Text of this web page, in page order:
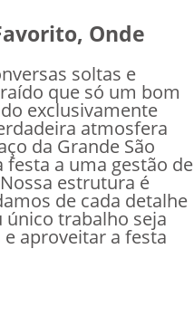
Onde
soltas e
que só um bom
exclusivamente
atmosfera
da Grande São
festa a uma gestão de
estrutura é
de cada detalhe
único trabalho seja
aproveitar a festa